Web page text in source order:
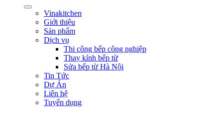
Vinakitchen
Giới thiệu
Sản phẩm
Dịch vụ
Thi công bếp công nghiệp
Thay kính bếp từ
Sửa bếp từ Hà Nội
Tin Tức
Dự Án
Liên hệ
Tuyển dụng